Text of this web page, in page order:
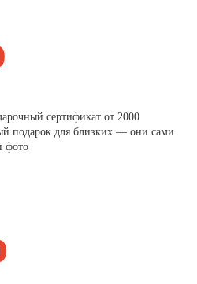
сертификат от 2000
подарок для близких — они сами
фото